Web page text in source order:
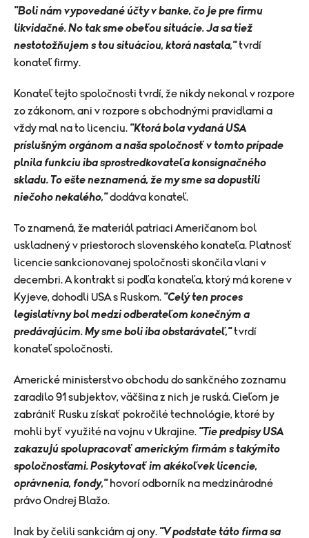
"Boli nám vypovedané účty v banke, čo je pre firmu
likvidačné. No tak sme obeťou situácie. Ja sa tiež
nestotožňujem s tou situáciou, ktorá nastala,"tvrdí
konateľ firmy.
Konateľ tejto spoločnosti tvrdí, že nikdy nekonal v rozpore
zo zákonom, ani v rozpore s obchodnými pravidlami a
vždy mal na to licenciu. "Ktorá bola vydaná USA
príslušným orgánom a naša spoločnosť v tomto prípade
plnila funkciu iba sprostredkovateľa konsignačného
skladu. To ešte neznamená, že my sme sa dopustili
niečoho nekalého,"dodáva konateľ.
To znamená, že materiál patriaci Američanom bol
uskladnený v priestoroch slovenského konateľa. Platnosť
licencie sankcionovanej spoločnosti skončila vlani v
decembri. A kontrakt si podľa konateľa, ktorý má korene v
Kyjeve, dohodli USA s Ruskom. "Celý ten proces
legislatívny bol medzi odberateľom konečným a
predávajúcim. My sme boli iba obstarávateľ,"tvrdí
konateľ spoločnosti.
Americké ministerstvo obchodu do sankčného zoznamu
zaradilo 91 subjektov, väčšina z nich je ruská. Cieľom je
zabrániť Rusku získať pokročilé technológie, ktoré by
mohli byť využité na vojnu v Ukrajine. "Tie predpisy USA
zakazujú spolupracovať americkým firmám s takýmito
spoločnosťami. Poskytovať im akékoľvek licencie,
oprávnenia, fondy,"hovorí odborník na medzinárodné
právo Ondrej Blažo.
Inak by čelili sankciám aj ony. "V podstate táto firma sa